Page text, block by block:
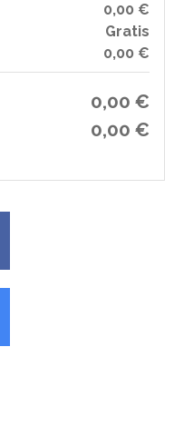
0,00 €
Gratis
0,00 €
0,00 €
0,00 €